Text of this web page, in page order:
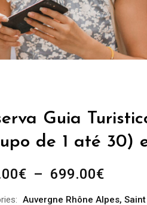
Guia
de 1 até 30)
€ – 699.00€Plage
Auvergne Rhône Alpes,